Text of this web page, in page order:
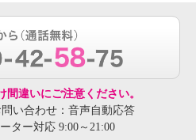
違いにご注意ください。
い合わせ：音声自動応答
ター対応 9:00～21:00